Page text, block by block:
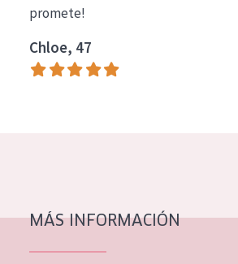
COLECCIÓN
Essentials
Lift+
Piel normal y seca
Piel mixata o grasa
promete!
Chloe, 47
MÁS INFORMACIÓN